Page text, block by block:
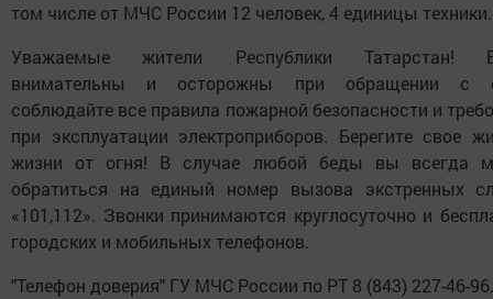
том числе от МЧС России 12 человек, 4 единицы техники.
Уважаемые жители Республики Татарстан!
внимательны и осторожны при обращении с
соблюдайте все правила пожарной безопасности и
при эксплуатации электроприборов. Берегите свое
жизни от огня! В случае любой беды вы всегда
обратиться на единый номер вызова экстренных
«101,112». Звонки принимаются круглосуточно и
городских и мобильных телефонов.
"Телефон доверия" ГУ МЧС России по РТ 8 (843) 227-46-96.